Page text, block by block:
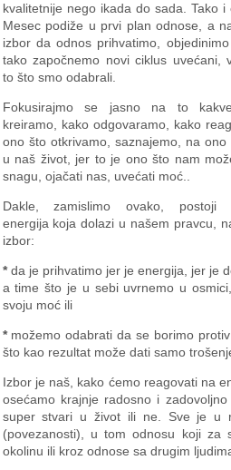
kvalitetnije nego ikada do sada. Tako i
Mesec podiže u prvi plan odnose, a
izbor da odnos prihvatimo,
tako započnemo novi ciklus uvećani,
to što smo odabrali.
Fokusirajmo se jasno na to
kreiramo, kako odgovaramo, kako
ono što otkrivamo, saznajemo, na ono
u naš život, jer to je ono što nam
snagu, ojačati nas, uvećati moć..
Dakle, zamislimo ovako, postoji
energija koja dolazi u našem pravcu,
izbor:
*da je prihvatimo jer je energija, jer je
a time što je u sebi uvrnemo u
svoju moć ili
* možemo odabrati da se borimo
što kao rezultat može dati samo
Izbor je naš, kako ćemo reagovati na
osećamo krajnje radosno i
super stvari u život ili ne. Sve je u
(povezanosti), u tom odnosu koji za
okolinu ili kroz odnose sa drugim